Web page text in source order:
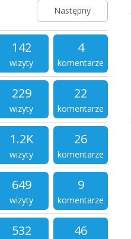
Następny
142
wizyty
4
komentarze
229
wizyty
22
komentarze
1.2K
wizyty
26
komentarze
649
wizyty
9
komentarze
532 46